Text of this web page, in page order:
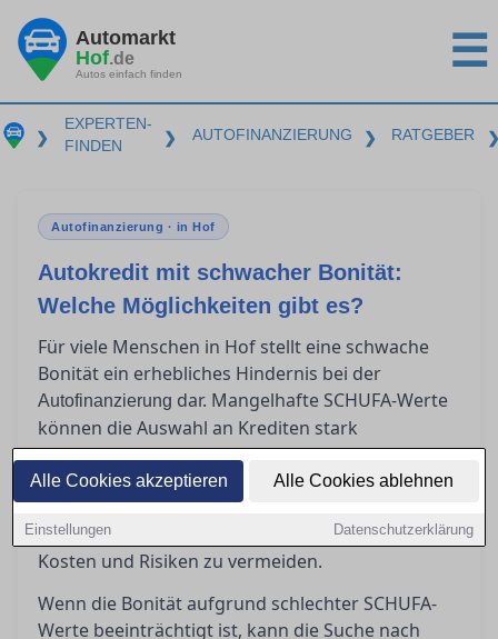
Alle Cookies akzeptieren Alle Cookies ablehnen
Einstellungen Datenschutzerklärung
Automarkt
Hof.de
Autos einfach finden ☰
❯
EXPERTEN-
FINDEN
❯ AUTOFINANZIERUNG ❯ RATGEBER
Autofinanzierung · in Hof
Autokredit mit schwacher Bonität:
Welche Möglichkeiten gibt es?
Für viele Menschen in Hof stellt eine schwache
Bonität ein erhebliches Hindernis bei der
Autofinanzierung dar. Mangelhafte SCHUFA-Werte
können die Auswahl an Krediten stark
einschränken und zu höheren Zinsen führen. In
diesem Artikel zeigen wir Ihnen realistische
Alternativen auf und helfen Ihnen dabei, die
richtige Entscheidung zu treffen, um unnötige
Kosten und Risiken zu vermeiden.
Wenn die Bonität aufgrund schlechter SCHUFA-
Werte beeinträchtigt ist, kann die Suche nach